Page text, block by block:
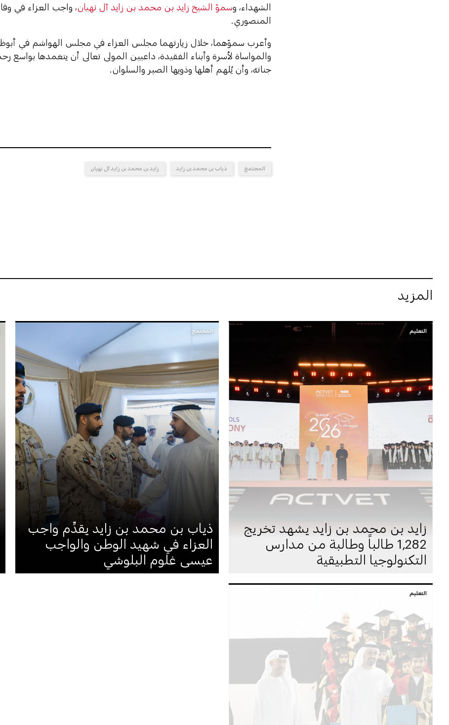
الشهداء، وسموّ الشيخ زايد بن محمد بن زايد آل نهيان، واجب العزاء في
المنصوري.
وأعرب سموّهما، خلال زيارتهما مجلس العزاء في مجلس الهواشم في
والمواساة لأسرة وأبناء الفقيدة، داعيين المولى تعالى أن يتغمدها بواسع
جناته، وأن يُلهم أهلها وذويها الصبر والسلوان.
المجتمع ذياب بن محمد بن زايد زايد بن محمد بن زايد آل نهيان
المزيد
التعليم
زايد بن محمد بن زايد يشهد تخريج
1,282 طالباً وطالبة من مدارس
التكنولوجيا التطبيقية
المجتمع
ذياب بن محمد بن زايد يقدِّم واجب
العزاء في شهيد الوطن والواجب
عيسى غلوم البلوشي
التعليم